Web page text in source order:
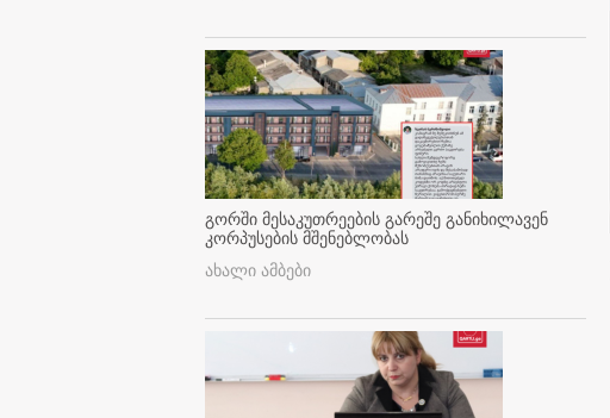
გორში მესაკუთრეების გარეშე განიხილავენ
კორპუსების მშენებლობას
ახალი ამბები